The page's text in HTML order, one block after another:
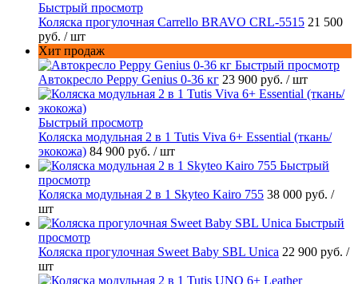
Быстрый просмотр
Коляска прогулочная Carrello BRAVO CRL-5515 21 500
руб. / шт
Хит продаж
Быстрый просмотр
Автокресло Peppy Genius 0-36 кг 23 900 руб. / шт
Быстрый просмотр
Коляска модульная 2 в 1 Tutis Viva 6+ Essential (ткань/
экокожа) 84 900 руб. / шт
Быстрый
просмотр
Коляска модульная 2 в 1 Skyteo Kairo 755 38 000 руб. /
шт
Быстрый
просмотр
Коляска прогулочная Sweet Baby SBL Unica 22 900 руб. /
шт